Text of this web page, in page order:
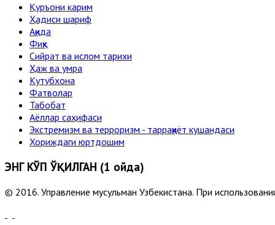
Қуръони карим
Ҳадиси шариф
Ақида
Фиқҳ
Сийрат ва ислом тарихи
Ҳаж ва умра
Кутубхона
Фатволар
Табобат
Аёллар саҳифаси
Экстремизм ва терроризм - тарраққиёт кушандаси
Хориждаги юртдошим
ЭНГ КЎП ЎҚИЛГАН (1 ойда)
© 2016. Управление мусульман Узбекистана. При